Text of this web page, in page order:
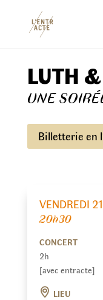
LUTH
UNE
Billetterie en
VENDREDI
20h30
CONCERT
2h
[avec entracte]
LIEU